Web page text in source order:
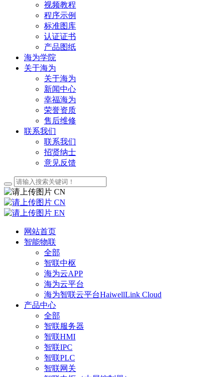
视频教程
程序示例
标准图库
认证证书
产品图纸
海为学院
关于海为
关于海为
新闻中心
幸福海为
荣誉资质
售后维修
联系我们
联系我们
招贤纳士
意见反馈
CN
CN
EN
网站首页
智能物联
全部
智联中枢
海为云APP
海为云平台
海为智联云平台HaiwellLink Cloud
产品中心
全部
智联服务器
智联HMI
智联IPC
智联PLC
智联网关